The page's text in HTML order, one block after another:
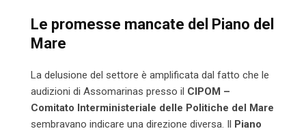
Le promesse mancate del Piano del
Mare
La delusione del settore è amplificata dal fatto che le
audizioni di Assomarinas presso il CIPOM –
Comitato Interministeriale delle Politiche del Mare
sembravano indicare una direzione diversa. Il Piano